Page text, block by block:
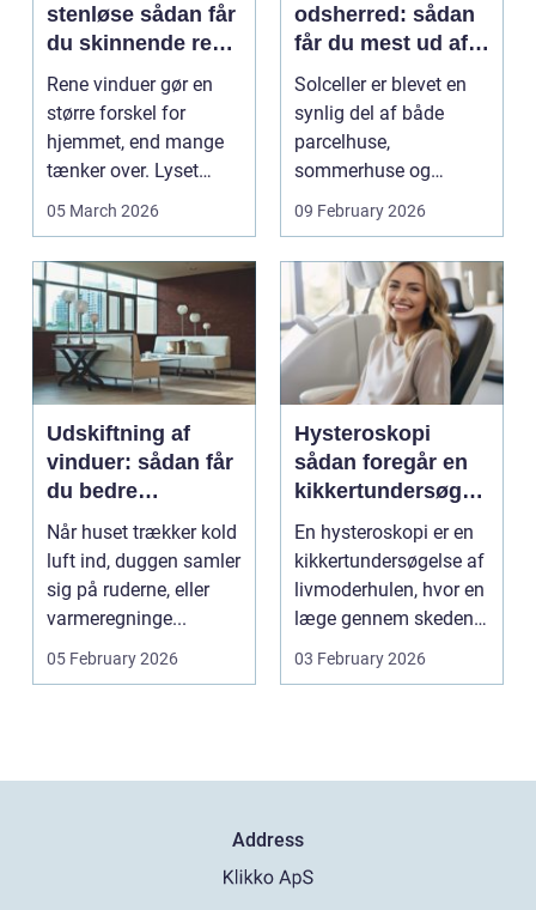
stenløse sådan får
du skinnende rene
ruder året rundt
Rene vinduer gør en
større forskel for
hjemmet, end mange
tænker over. Lyset
falder anderledes ind,
05 March 2026
odsherred: sådan
får du mest ud af
solen
Solceller er blevet en
synlig del af både
parcelhuse,
sommerhuse og
mindre erhverv i
Odsherred. Mang...
09 February 2026
Udskiftning af
vinduer: sådan får
du bedre
indeklima og
lavere
varmeregning
Når huset trækker kold
luft ind, duggen samler
sig på ruderne, eller
varmeregninge...
05 February 2026
Hysteroskopi
sådan foregår en
kikkertundersøgel
se af livmoderen
En hysteroskopi er en
kikkertundersøgelse af
livmoderhulen, hvor en
læge gennem skeden
og livmoderha...
03 February 2026
Address